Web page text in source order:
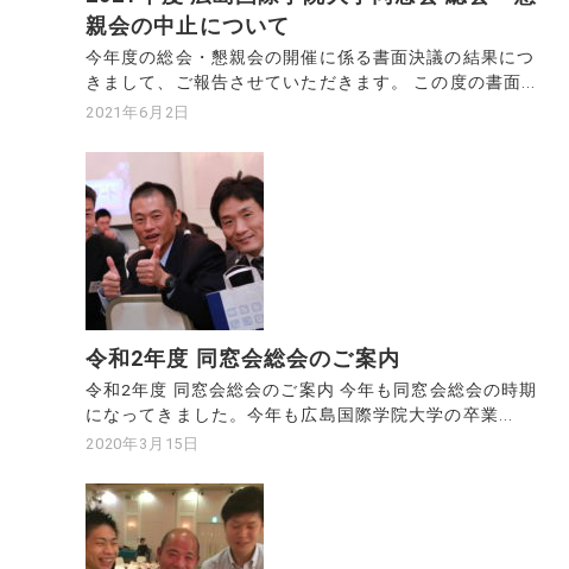
親会の中止について
今年度の総会・懇親会の開催に係る書面決議の結果につ
きまして、ご報告させていただきます。 この度の書面...
2021年6月2日
令和2年度 同窓会総会のご案内
令和2年度 同窓会総会のご案内 今年も同窓会総会の時期
になってきました。今年も広島国際学院大学の卒業...
2020年3月15日